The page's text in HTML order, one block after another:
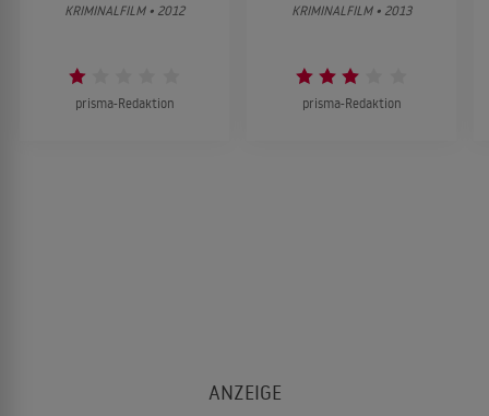
KRIMINALFILM • 2012
prisma-Redaktion
KRIMINALFILM • 2013
prisma-Redaktion